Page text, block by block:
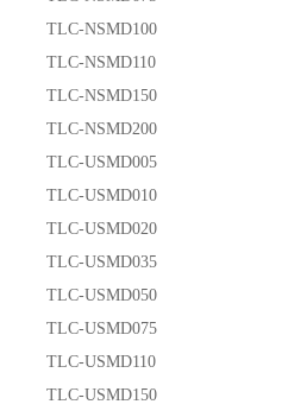
TLC-NSMD100
TLC-NSMD110
TLC-NSMD150
TLC-NSMD200
TLC-USMD005
TLC-USMD010
TLC-USMD020
TLC-USMD035
TLC-USMD050
TLC-USMD075
TLC-USMD110
TLC-USMD150